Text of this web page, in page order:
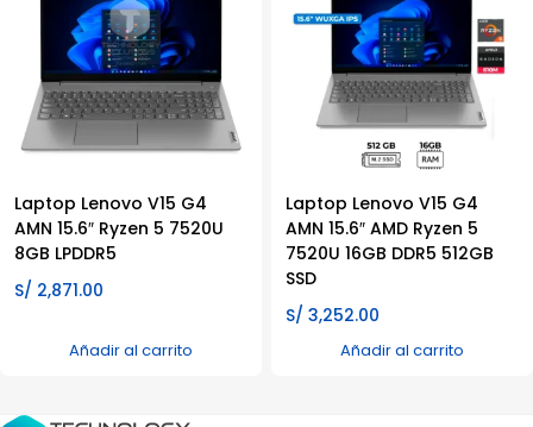
Laptop Lenovo V15 G4
AMN 15.6″ Ryzen 5 7520U
8GB LPDDR5
S/ 2,871.00
Añadir al carrito
Laptop Lenovo V15 G4
AMN 15.6″ AMD Ryzen 5
7520U 16GB DDR5 512GB
SSD
S/ 3,252.00
Añadir al carrito